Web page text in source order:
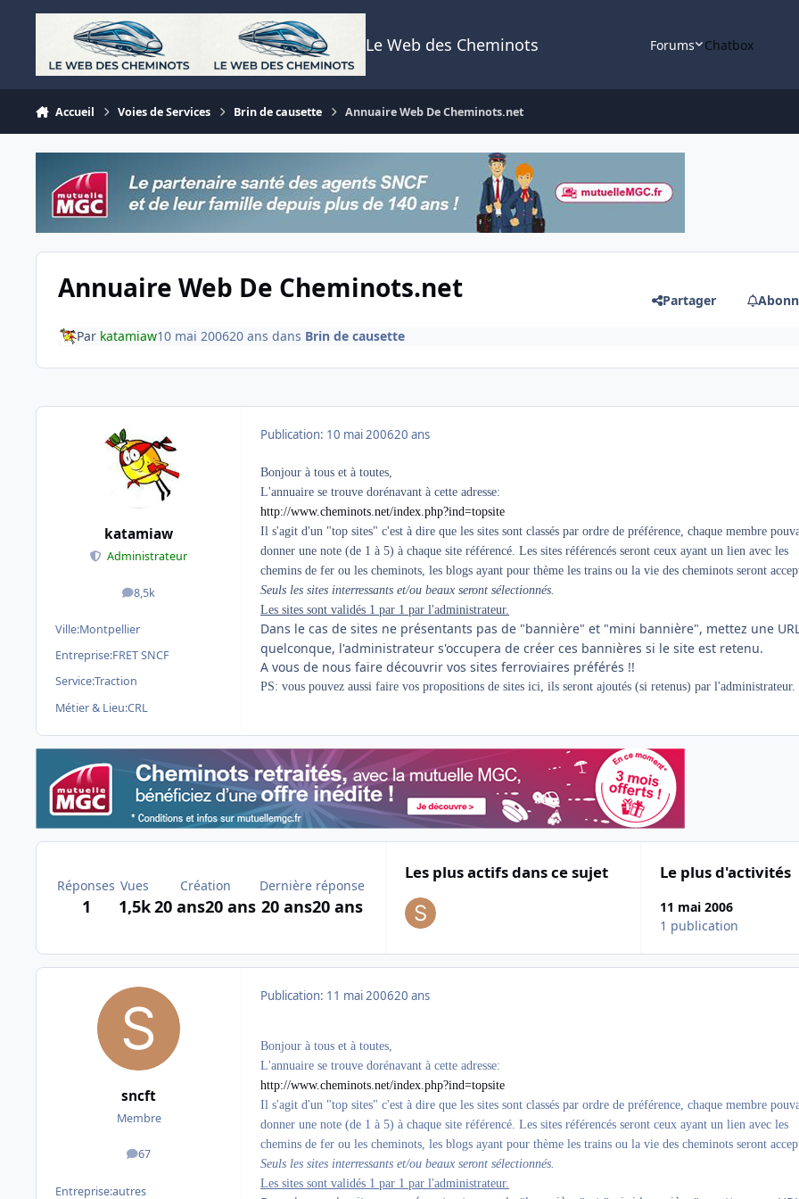
Aller au contenu
Le Web des Cheminots Forums Chatbox
Accueil Voies de Services Brin de causette Annuaire Web De Cheminots.net
Annuaire Web De Cheminots.net Partager
Par katamiaw10 mai 200620 ans dans Brin de causette
katamiaw
Administrateur
8,5k
messages
Ville:Montpellier
Entreprise:FRET SNCF
Service:Traction
Métier & Lieu:CRL
Publication: 10 mai 200620 ans
Bonjour à tous et à toutes,
L'annuaire se trouve dorénavant à cette adresse:
http://www.cheminots.net/index.php?ind=topsite
Il s'agit d'un "top sites" c'est à dire que les sites sont classés par ordre de préférence, chaque membre
donner une note (de 1 à 5) à chaque site référencé. Les sites référencés seront ceux ayant un lien avec les
chemins de fer ou les cheminots, les blogs ayant pour thème les trains ou la vie des cheminots seront
Seuls les sites interressants et/ou beaux seront sélectionnés.
Les sites sont validés 1 par 1 par l'administrateur.
Dans le cas de sites ne présentants pas de "bannière" et "mini bannière", mettez une
quelconque, l'administrateur s'occupera de créer ces bannières si le site est retenu.
A vous de nous faire découvrir vos sites ferroviaires préférés !!
PS: vous pouvez aussi faire vos propositions de sites ici, ils seront ajoutés (si retenus) par l'administrateur.
Réponses
1
Vues
1,5k
Création
20 ans20 ans
Dernière réponse
20 ans20 ans
Les plus actifs dans ce sujet Le plus d'activités
11 mai 2006
1 publication
sncft
Membre
67
messages
Entreprise:autres
Publication: 11 mai 200620 ans
Bonjour à tous et à toutes,
L'annuaire se trouve dorénavant à cette adresse:
http://www.cheminots.net/index.php?ind=topsite
Il s'agit d'un "top sites" c'est à dire que les sites sont classés par ordre de préférence, chaque membre
donner une note (de 1 à 5) à chaque site référencé. Les sites référencés seront ceux ayant un lien avec les
chemins de fer ou les cheminots, les blogs ayant pour thème les trains ou la vie des cheminots seront
Seuls les sites interressants et/ou beaux seront sélectionnés.
Les sites sont validés 1 par 1 par l'administrateur.